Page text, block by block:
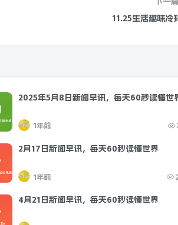
11.25生活趣味冷
2025年5月8日新闻早讯，每天60秒读懂世
1年前
2月17日新闻早讯，每天60秒读懂世界
1年前
4月21日新闻早讯，每天60秒读懂世界